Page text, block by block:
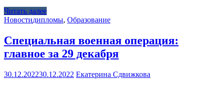
Читать далее
Новостидипломы, Образование
Специальная военная операция:
главное за 29 декабря
30.12.202230.12.2022 Екатерина Сдвижкова